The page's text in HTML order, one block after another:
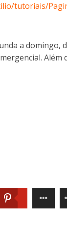
tutoriais/
a domingo,
Além